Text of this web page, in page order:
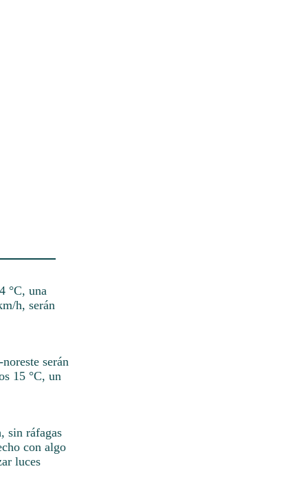
°C, una
h, serán
serán
15 °C, un
sin ráfagas
con algo
luces